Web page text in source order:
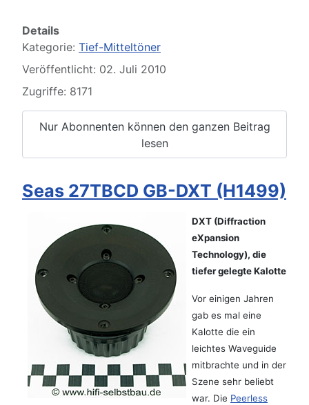
Details
Kategorie: Tief-Mitteltöner
Veröffentlicht: 02. Juli 2010
Zugriffe: 8171
Nur Abonnenten können den ganzen Beitrag
lesen
Seas 27TBCD GB-DXT (H1499)
DXT (Diffraction
eXpansion
Technology), die
tiefer gelegte Kalotte
Vor einigen Jahren
gab es mal eine
Kalotte die ein
leichtes Waveguide
mitbrachte und in der
Szene sehr beliebt
war. Die Peerless